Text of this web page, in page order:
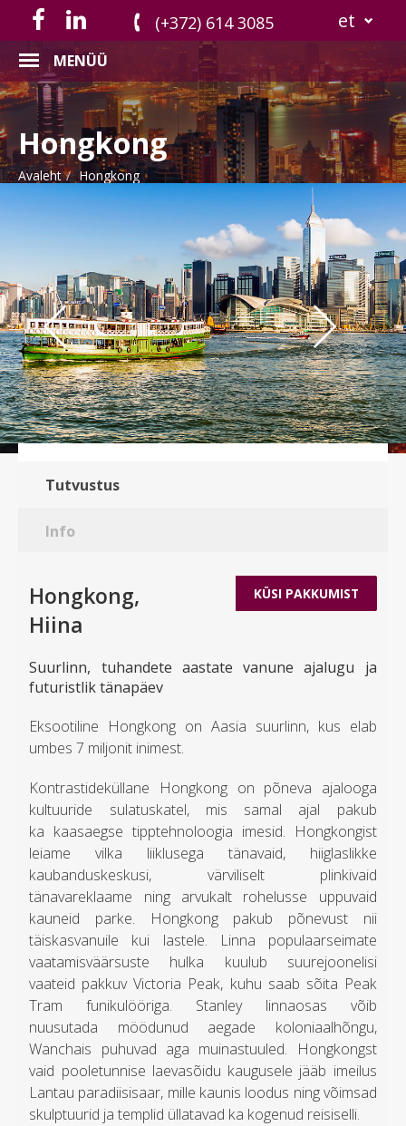
(+372) 614 3085 et
MENÜÜ
Hongkong
Avaleht Hongkong
Previous
Tutvustus
Info
KÜSI PAKKUMIST
Hongkong,
Hiina
Suurlinn, tuhandete aastate vanune ajalugu ja
futuristlik tänapäev
Eksootiline Hongkong on Aasia suurlinn, kus elab
umbes 7 miljonit inimest.
Kontrastideküllane Hongkong on põneva ajalooga
kultuuride sulatuskatel, mis samal ajal pakub
ka kaasaegse tipptehnoloogia imesid. Hongkongist
leiame vilka liiklusega tänavaid, hiiglaslikke
kaubanduskeskusi, värviliselt plinkivaid
tänavareklaame ning arvukalt rohelusse uppuvaid
kauneid parke. Hongkong pakub põnevust nii
täiskasvanuile kui lastele. Linna populaarseimate
vaatamisväärsuste hulka kuulub suurejoonelisi
vaateid pakkuv Victoria Peak, kuhu saab sõita Peak
Tram funikulööriga. Stanley linnaosas võib
nuusutada möödunud aegade koloniaalhõngu,
Wanchais puhuvad aga muinastuuled. Hongkongst
vaid pooletunnise laevasõidu kaugusele jääb imeilus
Lantau paradiisisaar, mille kaunis loodus ning võimsad
skulptuurid ja templid üllatavad ka kogenud reisiselli.